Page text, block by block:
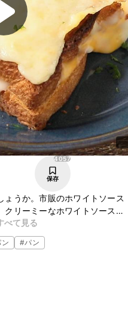
4057
保存
うか。市販のホワイトソース
リーミーなホワイトソース、
チーズがよく合い、食べ応えも
べて見る
#パン